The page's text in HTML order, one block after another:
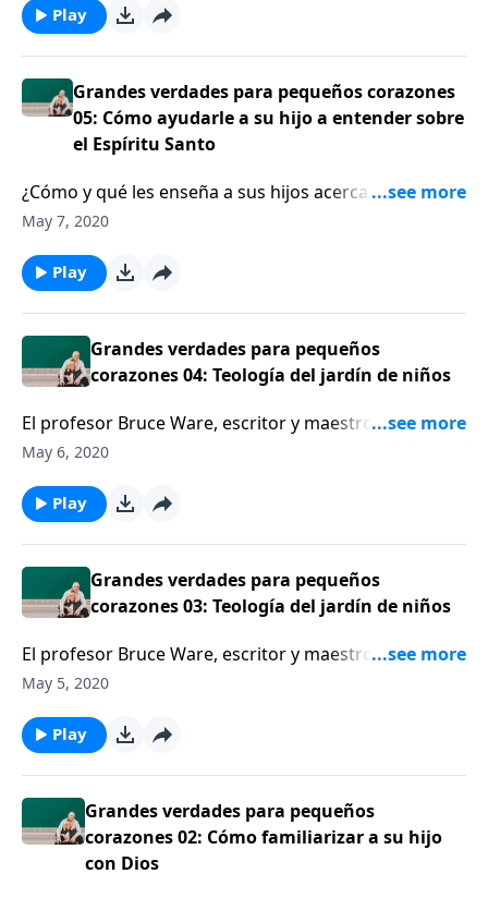
Espíritu Santo, en términos que incluso niños y niñas
puedan entender.
Play
Grandes verdades para pequeños corazones
05: Cómo ayudarle a su hijo a entender sobre
el Espíritu Santo
¿Cómo y qué les enseña a sus hijos acerca del Espíritu
Santo? Hoy el profesor Bruce Ware ayuda a equipar a
Espíritu Santo, en términos que incluso niños y niñas
puedan entender.
May 7, 2020
Play
Grandes verdades para pequeños
corazones 04: Teología del jardín de niños
El profesor Bruce Ware, escritor y maestro de las
grandes verdades para pequeños corazones, anima a
otros ejemplos de la vida cotidiana para darles a sus
hijos un sentido de asombro ante la idea de Dios.
May 6, 2020
Play
Grandes verdades para pequeños
corazones 03: Teología del jardín de niños
El profesor Bruce Ware, escritor y maestro de las
grandes verdades para pequeños corazones, anima a
otros ejemplos de la vida cotidiana para darles a sus
hijos un sentido de asombro ante la idea de Dios.
May 5, 2020
Play
Grandes verdades para pequeños
corazones 02: Cómo familiarizar a su hijo
con Dios